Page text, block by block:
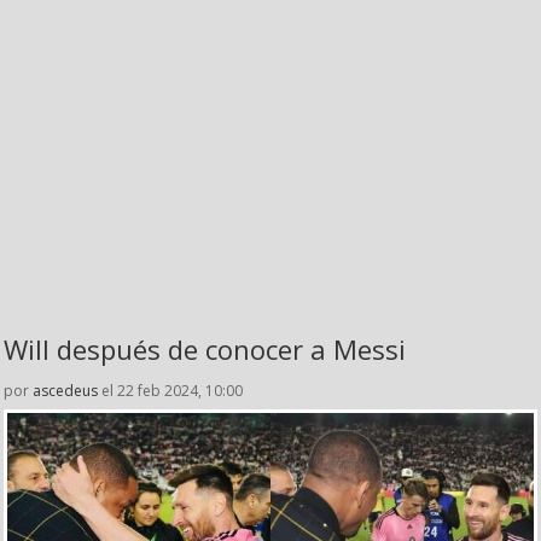
Will después de conocer a Messi
por ascedeus el 22 feb 2024, 10:00